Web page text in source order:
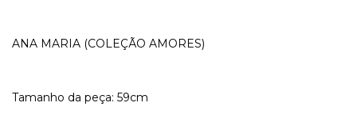
ANA MARIA (COLEÇÃO AMORES)
Tamanho da peça: 59cm